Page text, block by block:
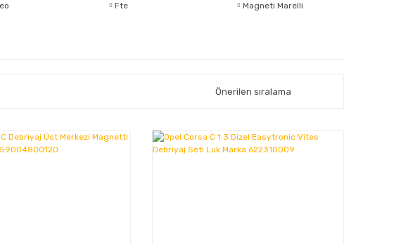
Fte Magneti Marelli